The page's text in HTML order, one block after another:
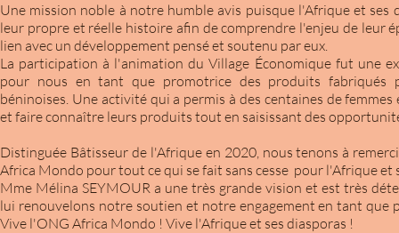
Une mission noble à notre humble avis puisque l'Afrique et ses
leur propre et réelle histoire afin de comprendre l'enjeu de leur
lien avec un développement pensé et soutenu par eux.
La participation à l'animation du Village Économique fut une
pour nous en tant que promotrice des produits fabriqués
béninoises. Une activité qui a permis à des centaines de
et faire connaître leurs produits tout en saisissant des
Distinguée Bâtisseur de l'Afrique en 2020, nous tenons à
Africa Mondo pour tout ce qui se fait sans cesse pour l'Afrique et
Mme Mélina SEYMOUR a une très grande vision et est très
lui renouvelons notre soutien et notre engagement en tant que
Vive l'ONG Africa Mondo ! Vive l'Afrique et ses diasporas !